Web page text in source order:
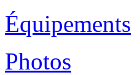
Équipements
Photos